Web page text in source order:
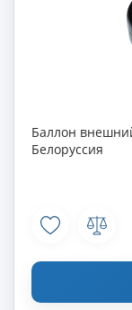
Баллон
Белоруссия